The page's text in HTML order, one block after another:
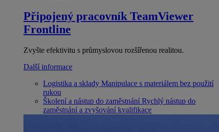
Připojený pracovník TeamViewer
Frontline
Zvyšte efektivitu s průmyslovou rozšířenou realitou.
Další informace
Logistika a sklady Manipulace s materiálem bez použití
rukou
Školení a nástup do zaměstnání Rychlý nástup do
zaměstnání a zvyšování kvalifikace